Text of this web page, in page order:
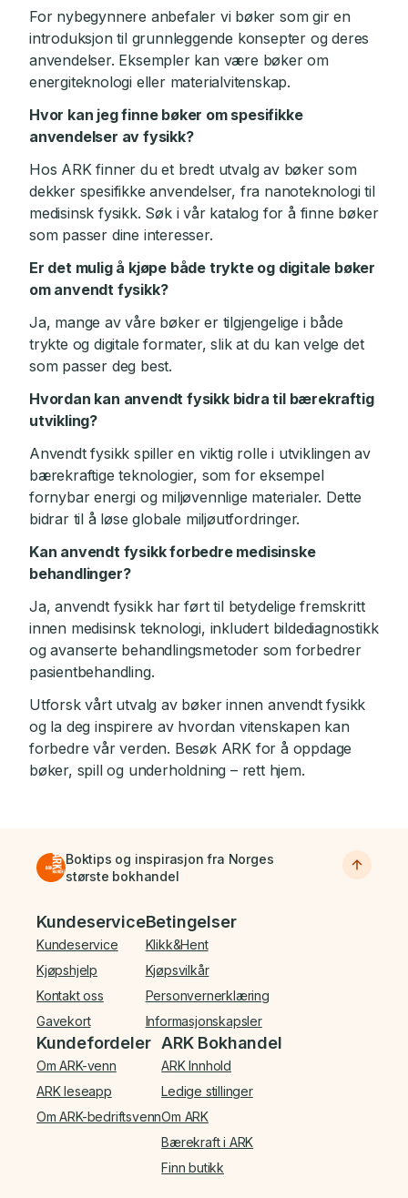
For nybegynnere anbefaler vi bøker som gir en
introduksjon til grunnleggende konsepter og deres
anvendelser. Eksempler kan være bøker om
energiteknologi eller materialvitenskap.
Hvor kan jeg finne bøker om spesifikke
anvendelser av fysikk?
Hos ARK finner du et bredt utvalg av bøker som
dekker spesifikke anvendelser, fra nanoteknologi til
medisinsk fysikk. Søk i vår katalog for å finne bøker
som passer dine interesser.
Er det mulig å kjøpe både trykte og digitale bøker
om anvendt fysikk?
Ja, mange av våre bøker er tilgjengelige i både
trykte og digitale formater, slik at du kan velge det
som passer deg best.
Hvordan kan anvendt fysikk bidra til bærekraftig
utvikling?
Anvendt fysikk spiller en viktig rolle i utviklingen av
bærekraftige teknologier, som for eksempel
fornybar energi og miljøvennlige materialer. Dette
bidrar til å løse globale miljøutfordringer.
Kan anvendt fysikk forbedre medisinske
behandlinger?
Ja, anvendt fysikk har ført til betydelige fremskritt
innen medisinsk teknologi, inkludert bildediagnostikk
og avanserte behandlingsmetoder som forbedrer
pasientbehandling.
Utforsk vårt utvalg av bøker innen anvendt fysikk
og la deg inspirere av hvordan vitenskapen kan
forbedre vår verden. Besøk ARK for å oppdage
bøker, spill og underholdning – rett hjem.
Boktips og inspirasjon fra Norges
største bokhandel
Bunnmeny
Kundeservice
Kundeservice
Kjøpshjelp
Kontakt oss
Gavekort
Betingelser
Klikk&Hent
Kjøpsvilkår
Personvernerklæring
Informasjonskapsler
Kundefordeler
Om ARK-venn
ARK leseapp
Om ARK-bedriftsvenn
ARK Bokhandel
ARK Innhold
Ledige stillinger
Om ARK
Bærekraft i ARK
Finn butikk